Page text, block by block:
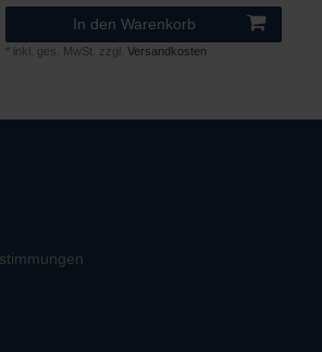
In den Warenkorb
* inkl. ges. MwSt. zzgl.Versandkosten